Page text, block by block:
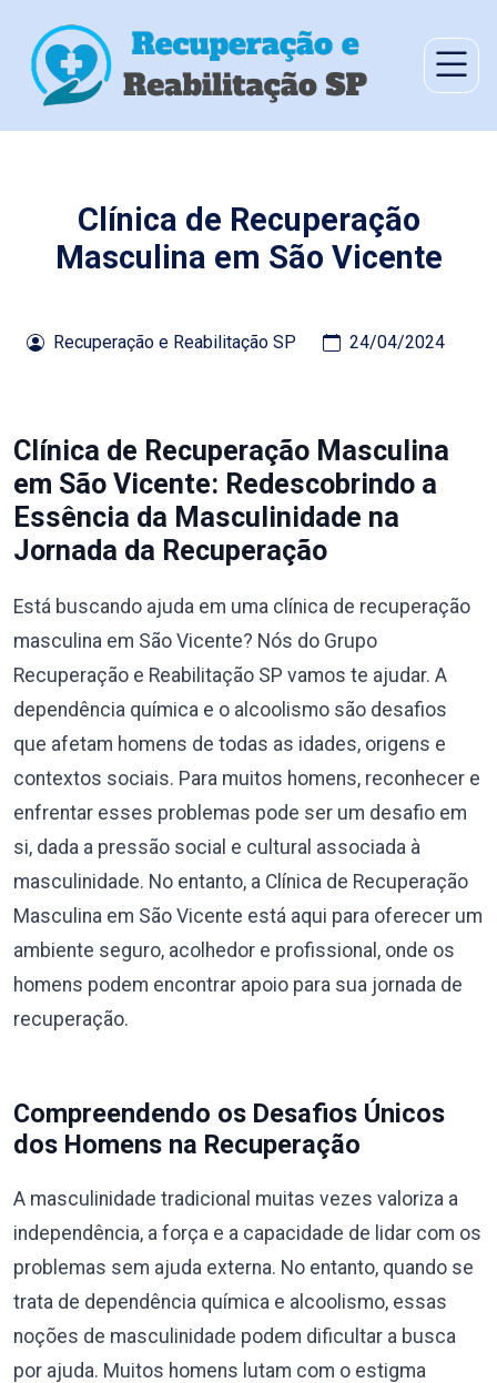
Clínica de Recuperação
Masculina em São Vicente
Recuperação e Reabilitação SP 24/04/2024
Clínica de Recuperação Masculina
em São Vicente: Redescobrindo a
Essência da Masculinidade na
Jornada da Recuperação
Está buscando ajuda em uma clínica de recuperação
masculina em São Vicente? Nós do Grupo
Recuperação e Reabilitação SP vamos te ajudar. A
dependência química e o alcoolismo são desafios
que afetam homens de todas as idades, origens e
contextos sociais. Para muitos homens, reconhecer e
enfrentar esses problemas pode ser um desafio em
si, dada a pressão social e cultural associada à
masculinidade. No entanto, a Clínica de Recuperação
Masculina em São Vicente está aqui para oferecer um
ambiente seguro, acolhedor e profissional, onde os
homens podem encontrar apoio para sua jornada de
recuperação.
Compreendendo os Desafios Únicos
dos Homens na Recuperação
A masculinidade tradicional muitas vezes valoriza a
independência, a força e a capacidade de lidar com os
problemas sem ajuda externa. No entanto, quando se
trata de dependência química e alcoolismo, essas
noções de masculinidade podem dificultar a busca
por ajuda. Muitos homens lutam com o estigma